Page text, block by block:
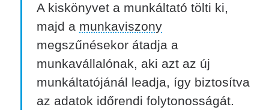
A kiskönyvet a munkáltató tölti ki,
majd a munkaviszony
megszűnésekor átadja a
munkavállalónak, aki azt az új
munkáltatójánál leadja, így biztosítva
az adatok időrendi folytonosságát.